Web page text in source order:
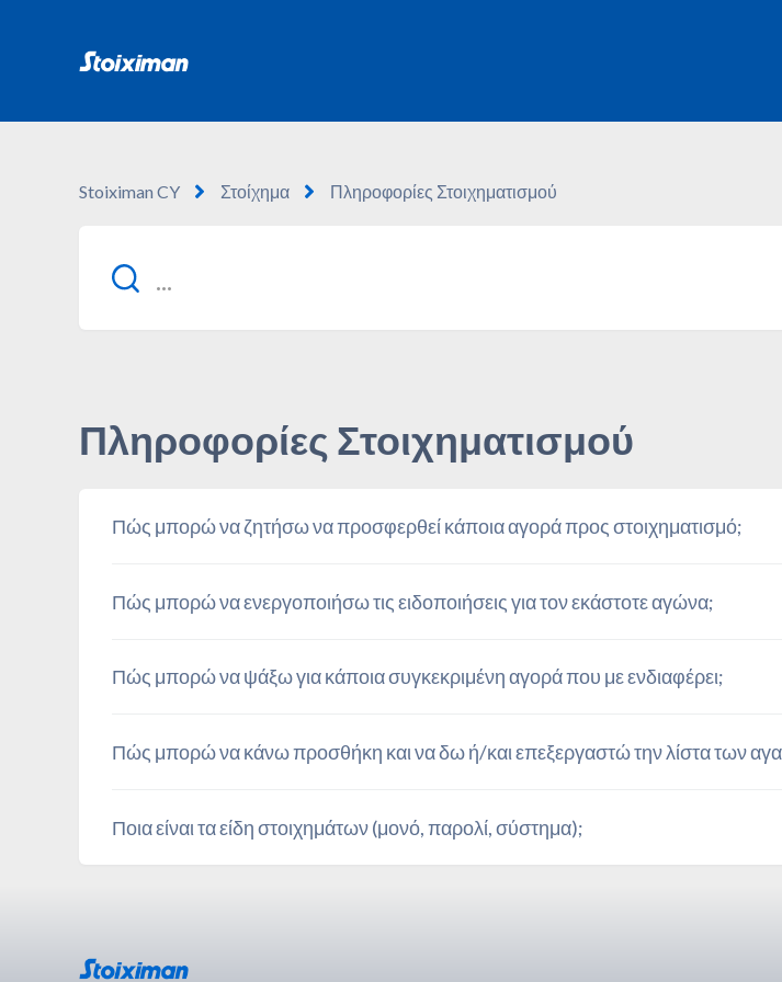
Stoiximan CY Στοίχημα Πληροφορίες Στοιχηματισμού
Πληροφορίες Στοιχηματισμού
Πώς μπορώ να ζητήσω να προσφερθεί κάποια αγορά προς στοιχηματισμό;
Πώς μπορώ να ενεργοποιήσω τις ειδοποιήσεις για τον εκάστοτε αγώνα;
Πώς μπορώ να ψάξω για κάποια συγκεκριμένη αγορά που με ενδιαφέρει;
Πώς μπορώ να κάνω προσθήκη και να δω ή/και επεξεργαστώ την λίστα των
Ποια είναι τα είδη στοιχημάτων (μονό, παρολί, σύστημα);